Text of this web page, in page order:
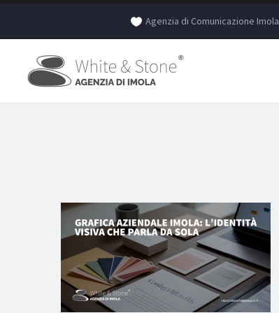
Agenzia di Comunicazione Imola